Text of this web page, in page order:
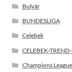
Bulvár
BUNDESLIGA
Celebek
CELEBEK-
Champions